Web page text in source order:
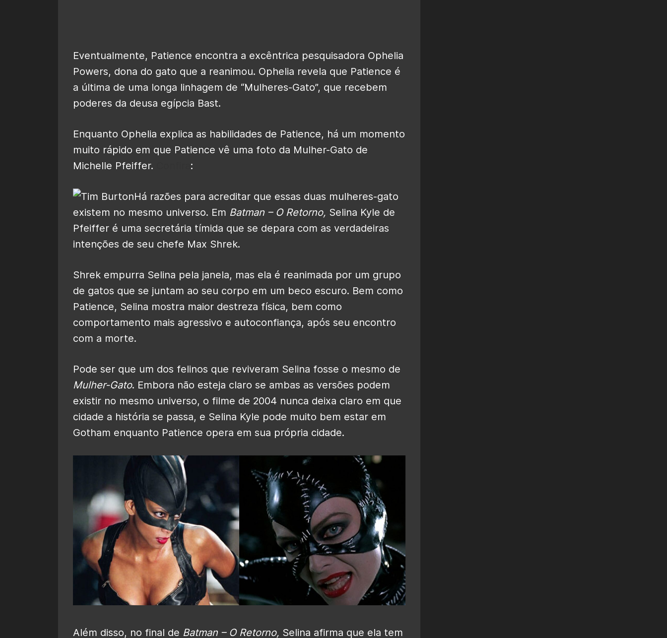
Eventualmente, Patience encontra a excêntrica pesquisadora Ophelia
Powers, dona do gato que a reanimou. Ophelia revela que Patience é
a última de uma longa linhagem de “Mulheres-Gato”, que recebem
poderes da deusa egípcia Bast.
Enquanto Ophelia explica as habilidades de Patience, há um momento
muito rápido em que Patience vê uma foto da Mulher-Gato de
Michelle Pfeiffer.
:
Há razões para acreditar que essas duas mulheres-gato
existem no mesmo universo. Em Batman – O Retorno, Selina Kyle de
Pfeiffer é uma secretária tímida que se depara com as verdadeiras
intenções de seu chefe Max Shrek.
Shrek empurra Selina pela janela, mas ela é reanimada por um grupo
de gatos que se juntam ao seu corpo em um beco escuro. Bem como
Patience, Selina mostra maior destreza física, bem como
comportamento mais agressivo e autoconfiança, após seu encontro
com a morte.
Pode ser que um dos felinos que reviveram Selina fosse o mesmo de
Mulher-Gato. Embora não esteja claro se ambas as versões podem
existir no mesmo universo, o filme de 2004 nunca deixa claro em que
cidade a história se passa, e Selina Kyle pode muito bem estar em
Gotham enquanto Patience opera em sua própria cidade.
Além disso, no final de Batman – O Retorno, Selina afirma que ela tem